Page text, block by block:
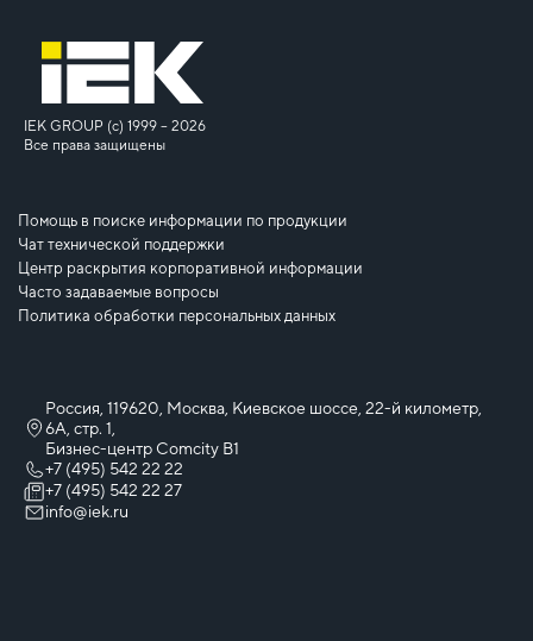
IEK GROUP (c) 1999 – 2026
Все права защищены
Помощь в поиске информации по продукции
Чат технической поддержки
Центр раскрытия корпоративной информации
Часто задаваемые вопросы
Политика обработки персональных данных
Россия, 119620, Москва, Киевское шоссе, 22-й километр,
6А, стр. 1,
Бизнес-центр Comcity B1
+7 (495) 542 22 22
+7 (495) 542 22 27
info@iek.ru